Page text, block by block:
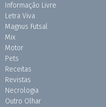
Informação Livre
Letra Viva
Magnus Futsal
Mix
Motor
Pets
Receitas
Revistas
Necrologia
Outro Olhar